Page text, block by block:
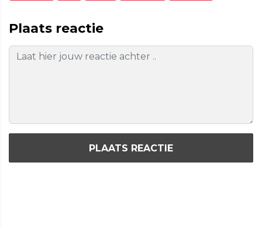
Plaats reactie
PLAATS REACTIE